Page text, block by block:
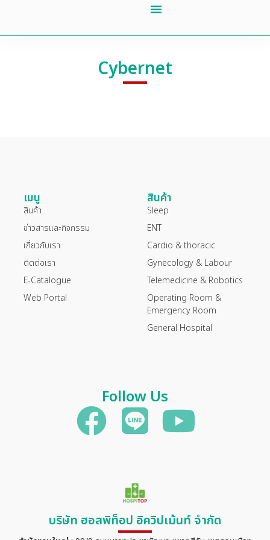
Cybernet
บริษัท ฮอสพิท็อป อิควิปเม้นท์ จำกัด
เมนู
สินค้า
ข่าวสารและกิจกรรม
เกี่ยวกับเรา
ติดต่อเรา
E-Catalogue
Web Portal
สินค้า
Sleep
ENT
Cardio & thoracic
Gynecology & Labour
Telemedicine & Robotics
Operating Room &
Emergency Room
General Hospital
Follow Us